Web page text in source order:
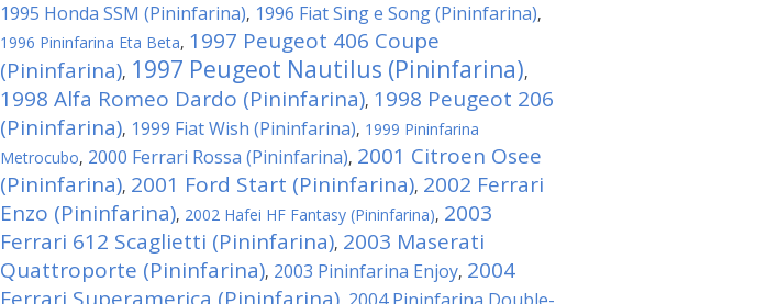
1995 Honda SSM (Pininfarina), 1996 Fiat Sing e Song (Pininfarina),
1996 Pininfarina Eta Beta, 1997 Peugeot 406 Coupe
(Pininfarina), 1997 Peugeot Nautilus (Pininfarina),
1998 Alfa Romeo Dardo (Pininfarina), 1998 Peugeot 206
(Pininfarina), 1999 Fiat Wish (Pininfarina), 1999 Pininfarina
Metrocubo, 2000 Ferrari Rossa (Pininfarina), 2001 Citroen Osee
(Pininfarina), 2001 Ford Start (Pininfarina), 2002 Ferrari
Enzo (Pininfarina), 2002 Hafei HF Fantasy (Pininfarina), 2003
Ferrari 612 Scaglietti (Pininfarina), 2003 Maserati
Quattroporte (Pininfarina), 2003 Pininfarina Enjoy, 2004